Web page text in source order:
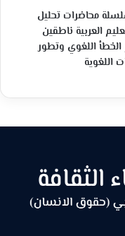
محاضرات تحليل
العربية ناطقين
اللغوي وتطور
اللغوية